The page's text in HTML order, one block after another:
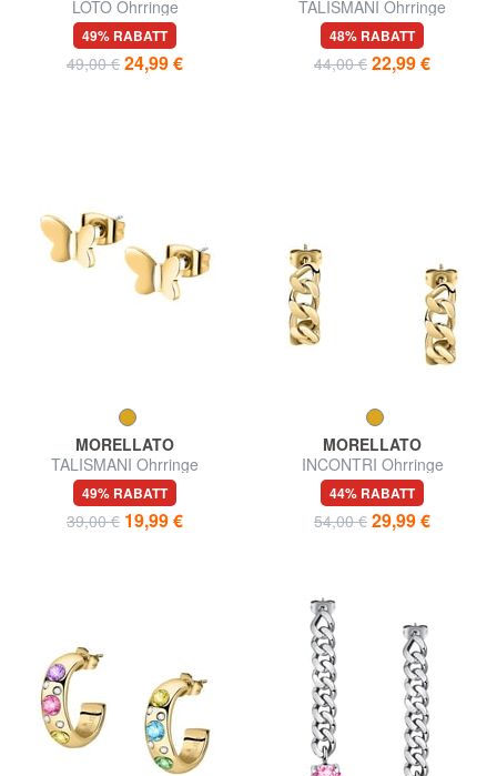
LOTO Ohrringe
49% RABATT
49,00 € 24,99 €
TALISMANI Ohrringe
48% RABATT
44,00 € 22,99 €
MORELLATO
TALISMANI Ohrringe
49% RABATT
39,00 € 19,99 €
MORELLATO
INCONTRI Ohrringe
44% RABATT
54,00 € 29,99 €